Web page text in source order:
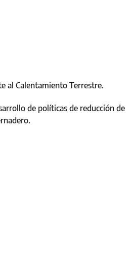
al Calentamiento Terrestre.
de políticas de reducción de